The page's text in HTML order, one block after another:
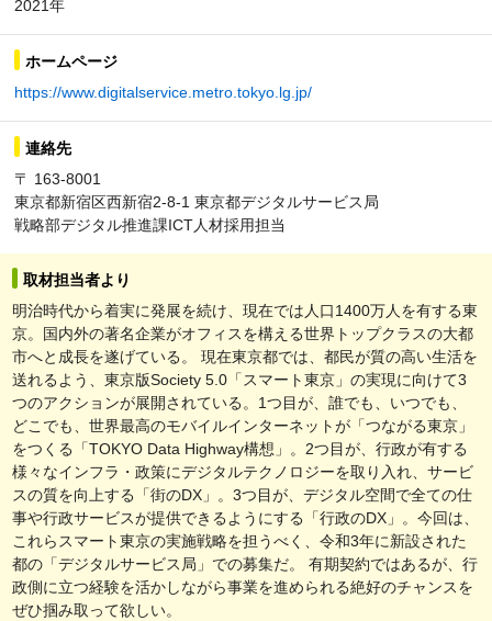
2021年
ホームページ
https://www.digitalservice.metro.tokyo.lg.jp/
連絡先
〒 163-8001
東京都新宿区西新宿2-8-1 東京都デジタルサービス局
戦略部デジタル推進課ICT人材採用担当
取材担当者より
明治時代から着実に発展を続け、現在では人口1400万人を有する東
京。国内外の著名企業がオフィスを構える世界トップクラスの大都
市へと成長を遂げている。 現在東京都では、都民が質の高い生活を
送れるよう、東京版Society 5.0「スマート東京」の実現に向けて3
つのアクションが展開されている。1つ目が、誰でも、いつでも、
どこでも、世界最高のモバイルインターネットが「つながる東京」
をつくる「TOKYO Data Highway構想」。2つ目が、行政が有する
様々なインフラ・政策にデジタルテクノロジーを取り入れ、サービ
スの質を向上する「街のDX」。3つ目が、デジタル空間で全ての仕
事や行政サービスが提供できるようにする「行政のDX」。今回は、
これらスマート東京の実施戦略を担うべく、令和3年に新設された
都の「デジタルサービス局」での募集だ。 有期契約ではあるが、行
政側に立つ経験を活かしながら事業を進められる絶好のチャンスを
ぜひ掴み取って欲しい。